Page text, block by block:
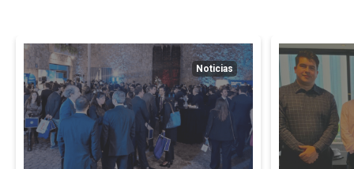
Noticias